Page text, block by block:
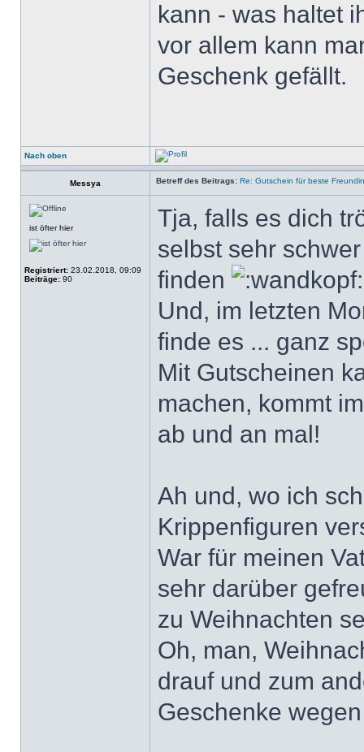
kann - was haltet
vor allem kann
Geschenk gefällt.
Nach oben
Messya Betreff des Beitrags: Re: Gutschein für beste Freundin
ist öfter hier
Registriert: 23.02.2018, 09:09
Beiträge: 90
Tja, falls es dich
selbst sehr
finden
Und, im letzten
finde es ... ganz
Mit Gutscheinen
machen, kommt
ab und an mal!
Ah und, wo ich
Krippenfiguren
War für meinen
sehr darüber
zu Weihnachten
Oh, man,
drauf und zum
Geschenke